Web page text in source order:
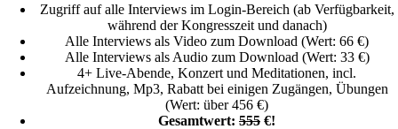
Zugriff auf alle Interviews im Login-Bereich (ab Verfügbarkeit,
während der Kongresszeit und danach)
Alle Interviews als Video zum Download (Wert: 66 €)
Alle Interviews als Audio zum Download (Wert: 33 €)
4+ Live-Abende, Konzert und Meditationen, incl.
Aufzeichnung, Mp3, Rabatt bei einigen Zugängen, Übungen
(Wert: über 456 €)
Gesamtwert: 555 €!